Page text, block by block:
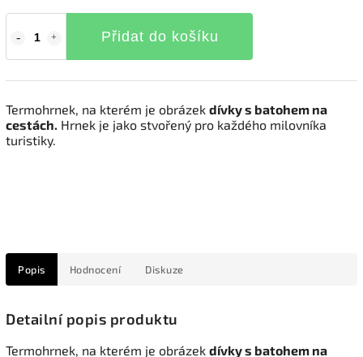
Přidat do košíku
Termohrnek, na kterém je obrázek dívky s batohem na
cestách. Hrnek je jako stvořený pro každého milovníka
turistiky.
Popis Hodnocení Diskuze
Detailní popis produktu
Termohrnek, na kterém je obrázek dívky s batohem na